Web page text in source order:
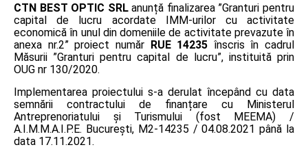
CTN BEST OPTIC SRLanunță finalizarea ”Granturi pentru
capital de lucru acordate IMM-urilor cu activitate
economică în unul din domeniile de activitate prevazute în
anexa nr.2” proiect număr RUE 14235 înscris în cadrul
Măsurii ”Granturi pentru capital de lucru”, instituită prin
OUG nr 130/2020.
Implementarea proiectului s-a derulat începând cu data
semnării contractului de finanțare cu Ministerul
Antreprenoriatului și Turismului (fost MEEMA) /
A.I.M.M.A.I.P.E. București, M2-14235 / 04.08.2021 până la
data 17.11.2021.